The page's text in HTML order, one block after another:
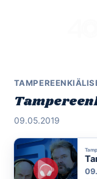
09.05.2019